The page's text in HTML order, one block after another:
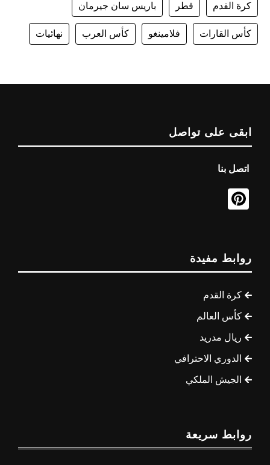
كرة القدم قطر باريس سان جيرمان
كأس القارات فلامينغو كأس العرب نهائيات
ابقى على تواصل
اتصل بنا
روابط مفيدة
كرة القدم
كأس العالم
ريال مدريد
الدوري الاحترافي
الجيش الملكي
روابط سريعة